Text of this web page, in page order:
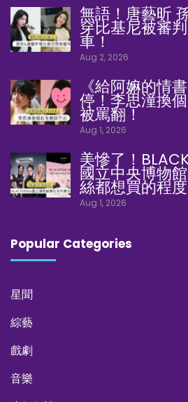
無語！唐藝昕
穿比基尼被審
車！
Aug 2, 2026
《給阿嫲的情
停！李思潼換
被罵翻！
Aug 1, 2026
美慘了！
國立中央博物
絲都想買的程
Aug 1, 2026
Popular Categories
星聞
綜藝
戲劇
音樂